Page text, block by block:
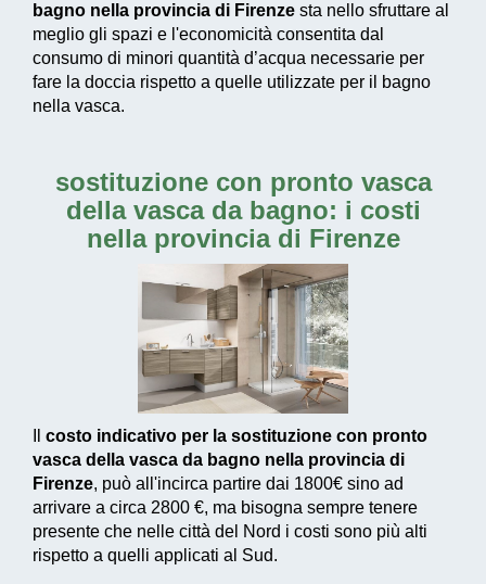
bagno nella provincia di Firenze sta nello sfruttare al
meglio gli spazi e l'economicità consentita dal
consumo di minori quantità d’acqua necessarie per
fare la doccia rispetto a quelle utilizzate per il bagno
nella vasca.
sostituzione con pronto vasca
della vasca da bagno: i costi
nella provincia di Firenze
costo indicativo per la sostituzione con pronto
vasca della vasca da bagno nella provincia di
Firenze, può all'incirca partire dai 1800€ sino ad
arrivare a circa 2800 €, ma bisogna sempre tenere
presente che nelle città del Nord i costi sono più alti
rispetto a quelli applicati al Sud.